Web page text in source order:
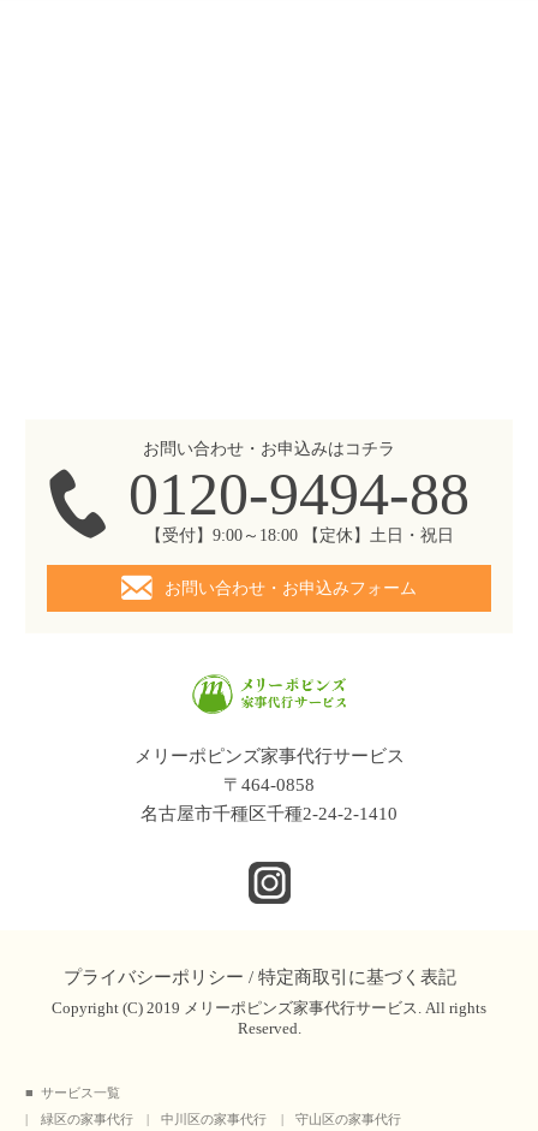
お問い合わせ・お申込みはコチラ
0120-9494-88
【受付】9:00～18:00 【定休】土日・祝日
お問い合わせ・お申込みフォーム
メリーポピンズ家事代行サービス
〒464-0858
名古屋市千種区千種2-24-2-1410
プライバシーポリシー / 特定商取引に基づく表記
Copyright (C) 2019 メリーポピンズ家事代行サービス. All rights
Reserved.
サービス一覧
緑区の家事代行
中川区の家事代行 守山区の家事代行